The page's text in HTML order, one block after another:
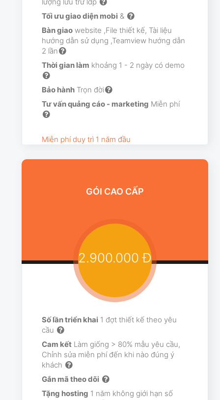
Tối ưu giao diện mobi &
Bàn giao website ,File thiết kế, Tài liệu
hướng dẫn sử dụng ,Teamview hướng dẫn
2 lần
Thời gian làm khoảng 1 - 2 ngày có demo
Bảo hành Trọn đời
Tư vấn quảng cáo - marketing Miễn phí
Miễn phí duy trì 1 năm đầu
GÓI CAO CẤP
2.900.000 Đ
Số lần triển khai 1 đợt thiết kế theo yêu
cầu
Cam kết Làm giống > 80% mẫu yêu cầu,
Chỉnh sửa miễn phí đến khi nào đúng ý
khách
Gắn mã theo dõi
Tặng hosting 1 năm không giới hạn số